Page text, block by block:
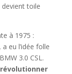
devient toile
à 1975 :
eu l’idée folle
3.0 CSL.
révolutionner